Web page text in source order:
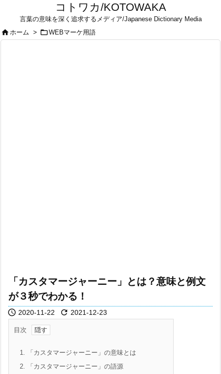
コトワカ/KOTOWAKA
言葉の意味を深く追求するメディア/Japanese Dictionary Media
ホーム > WEBマーケ用語
「カスタマージャーニー」とは？意味と例文
が３秒でわかる！
 2020-11-22  2021-12-23
目次
1. 「カスタマージャーニー」の意味とは
2. 「カスタマージャーニー」の語源